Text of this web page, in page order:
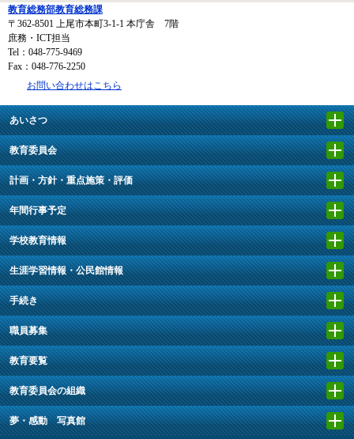
教育総務部教育総務課
〒362-8501 上尾市本町3-1-1 本庁舎 7階
庶務・ICT担当
Tel：048-775-9469
Fax：048-776-2250
お問い合わせはこちら
あいさつ
教育委員会
計画・方針・重点施策・評価
年間行事予定
学校教育情報
生涯学習情報・公民館情報
手続き
職員募集
教育要覧
教育委員会の組織
夢・感動 写真館